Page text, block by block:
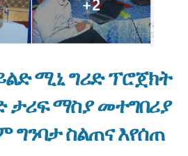
ሚኒ ግሪድ ፕሮጀክት
ታሪፍ ማስያ መተግበሪያ
ግንባታ ስልጠና እየሰጠ